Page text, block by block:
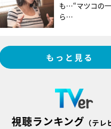
も…“マツコの
ら…
もっと見る
視聴ランキング （テレ